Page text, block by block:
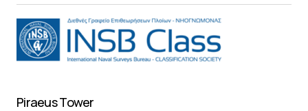
Piraeus Tower